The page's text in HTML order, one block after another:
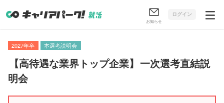
お知らせ
ログイン
2027年卒 本選考説明会
【高待遇な業界トップ企業】 一次選考直結説
明会